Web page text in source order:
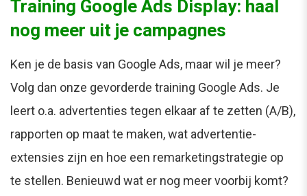
Training Google Ads Display: haal
nog meer uit je campagnes
Ken je de basis van Google Ads, maar wil je meer?
Volg dan onze gevorderde training Google Ads. Je
leert o.a. advertenties tegen elkaar af te zetten (A/B),
rapporten op maat te maken, wat advertentie-
extensies zijn en hoe een remarketingstrategie op
te stellen. Benieuwd wat er nog meer voorbij komt?